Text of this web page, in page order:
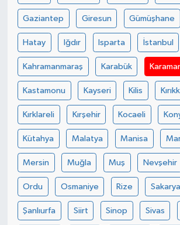
Gaziantep Giresun Gümüşhane
Hatay Iğdır Isparta İstanbul
Kahramanmaraş Karabük
Kastamonu Kayseri Kilis
Kırklareli Kırşehir Kocaeli
Kütahya Malatya Manisa
Mersin Muğla Muş Nevşehir
Ordu Osmaniye Rize Sakarya
Şanlıurfa Siirt Sinop Sivas